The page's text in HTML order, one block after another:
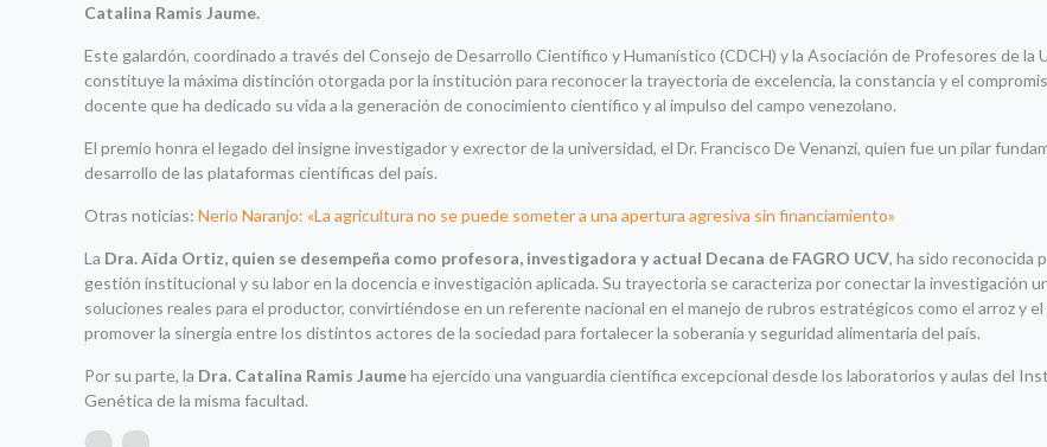
Catalina Ramis Jaume.
Este galardón, coordinado a través del Consejo de Desarrollo Científico y Humanístico (CDCH) y la Asociación de Profesores de la
constituye la máxima distinción otorgada por la institución para reconocer la trayectoria de excelencia, la constancia y el
docente que ha dedicado su vida a la generación de conocimiento científico y al impulso del campo venezolano.
El premio honra el legado del insigne investigador y exrector de la universidad, el Dr. Francisco De Venanzi, quien fue un pilar
desarrollo de las plataformas científicas del país.
Otras noticias:Nerio Naranjo: «La agricultura no se puede someter a una apertura agresiva sin financiamiento»
La Dra. Aída Ortiz, quien se desempeña como profesora, investigadora y actual Decana de FAGRO UCV, ha sido reconocida
gestión institucional y su labor en la docencia e investigación aplicada. Su trayectoria se caracteriza por conectar la investigación
soluciones reales para el productor, convirtiéndose en un referente nacional en el manejo de rubros estratégicos como el arroz y el
promover la sinergia entre los distintos actores de la sociedad para fortalecer la soberanía y seguridad alimentaria del país.
Por su parte, la Dra. Catalina Ramis Jaumeha ejercido una vanguardia científica excepcional desde los laboratorios y aulas del
Genética de la misma facultad.